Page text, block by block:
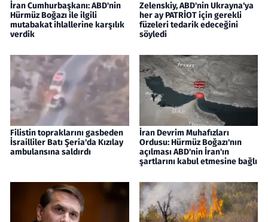
İran Cumhurbaşkanı: ABD'nin
Hürmüz Boğazı ile ilgili
mutabakat ihlallerine karşılık
verdik
Zelenskiy, ABD'nin Ukrayna'ya
her ay PATRİOT için gerekli
füzeleri tedarik edeceğini
söyledi
Filistin topraklarını gasbeden
İsrailliler Batı Şeria'da Kızılay
ambulansına saldırdı
İran Devrim Muhafızları
Ordusu: Hürmüz Boğazı'nın
açılması ABD'nin İran'ın
şartlarını kabul etmesine bağlı